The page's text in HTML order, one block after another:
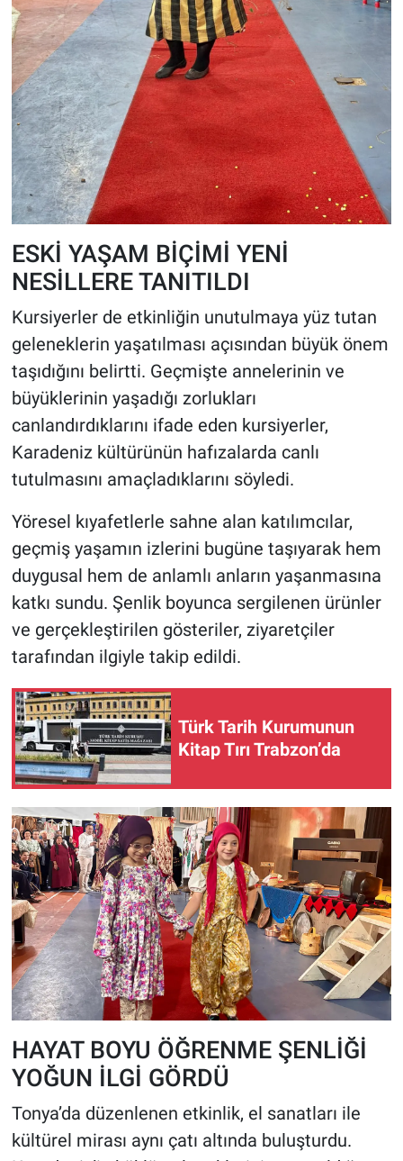
ESKİ YAŞAM BİÇİMİ YENİ
NESİLLERE TANITILDI
Kursiyerler de etkinliğin unutulmaya yüz tutan
geleneklerin yaşatılması açısından büyük önem
taşıdığını belirtti. Geçmişte annelerinin ve
büyüklerinin yaşadığı zorlukları
canlandırdıklarını ifade eden kursiyerler,
Karadeniz kültürünün hafızalarda canlı
tutulmasını amaçladıklarını söyledi.
Yöresel kıyafetlerle sahne alan katılımcılar,
geçmiş yaşamın izlerini bugüne taşıyarak hem
duygusal hem de anlamlı anların yaşanmasına
katkı sundu. Şenlik boyunca sergilenen ürünler
ve gerçekleştirilen gösteriler, ziyaretçiler
tarafından ilgiyle takip edildi.
Türk Tarih Kurumunun
Kitap Tırı Trabzon’da
HAYAT BOYU ÖĞRENME ŞENLİĞİ
YOĞUN İLGİ GÖRDÜ
Tonya’da düzenlenen etkinlik, el sanatları ile
kültürel mirası aynı çatı altında buluşturdu.